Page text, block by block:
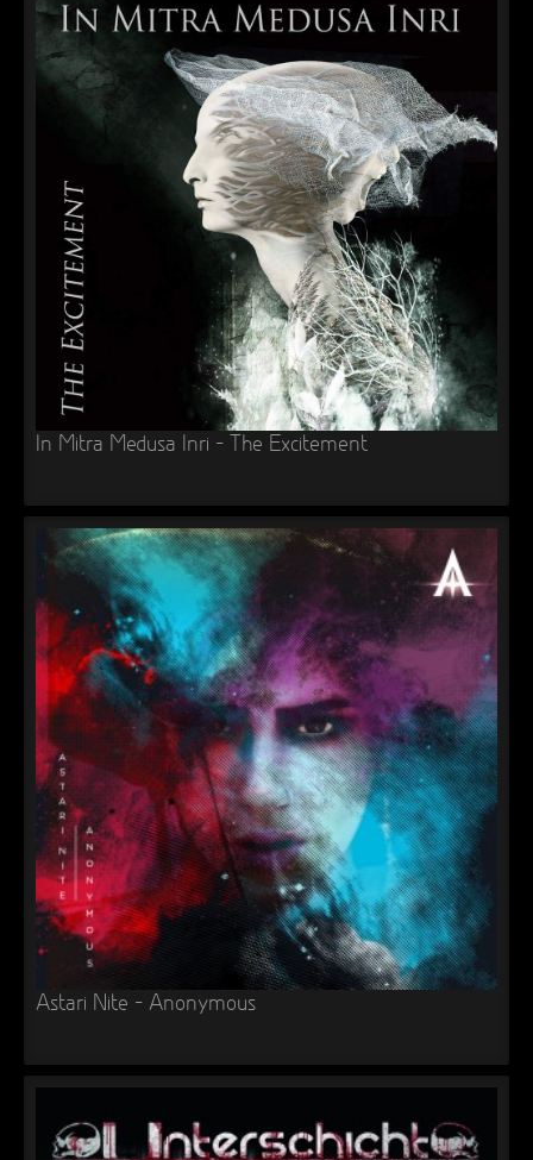
In Mitra Medusa Inri – The Excitement
Astari Nite – Anonymous